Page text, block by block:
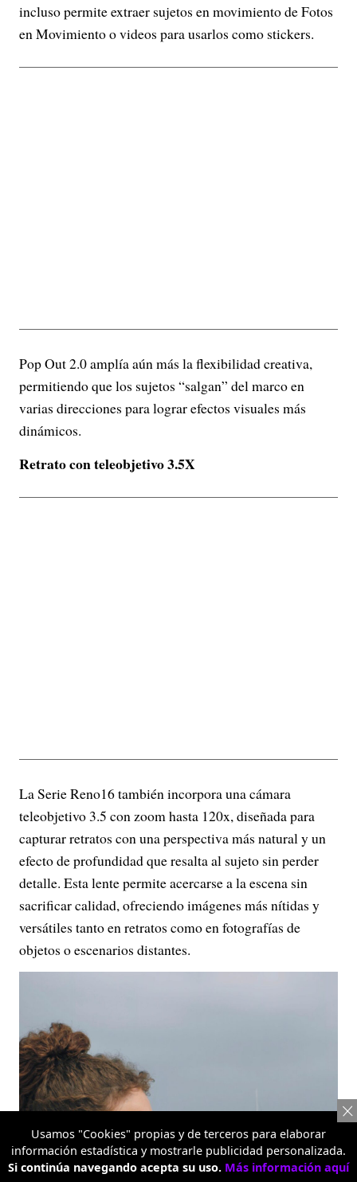
incluso permite extraer sujetos en movimiento de Fotos
en Movimiento o videos para usarlos como stickers.
Pop Out 2.0 amplía aún más la flexibilidad creativa,
permitiendo que los sujetos “salgan” del marco en
varias direcciones para lograr efectos visuales más
dinámicos.
Retrato con teleobjetivo 3.5X
La Serie Reno16 también incorpora una cámara
teleobjetivo 3.5 con zoom hasta 120x, diseñada para
capturar retratos con una perspectiva más natural y un
efecto de profundidad que resalta al sujeto sin perder
detalle. Esta lente permite acercarse a la escena sin
sacrificar calidad, ofreciendo imágenes más nítidas y
versátiles tanto en retratos como en fotografías de
objetos o escenarios distantes.
Usamos "Cookies" propias y de terceros para elaborar
información estadística y mostrarle publicidad personalizada.
Si continúa navegando acepta su uso. Más información aquí